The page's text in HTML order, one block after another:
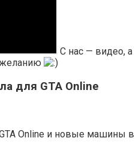
С нас — видео, а
желанию
для GTA Online
Online и новые машины в